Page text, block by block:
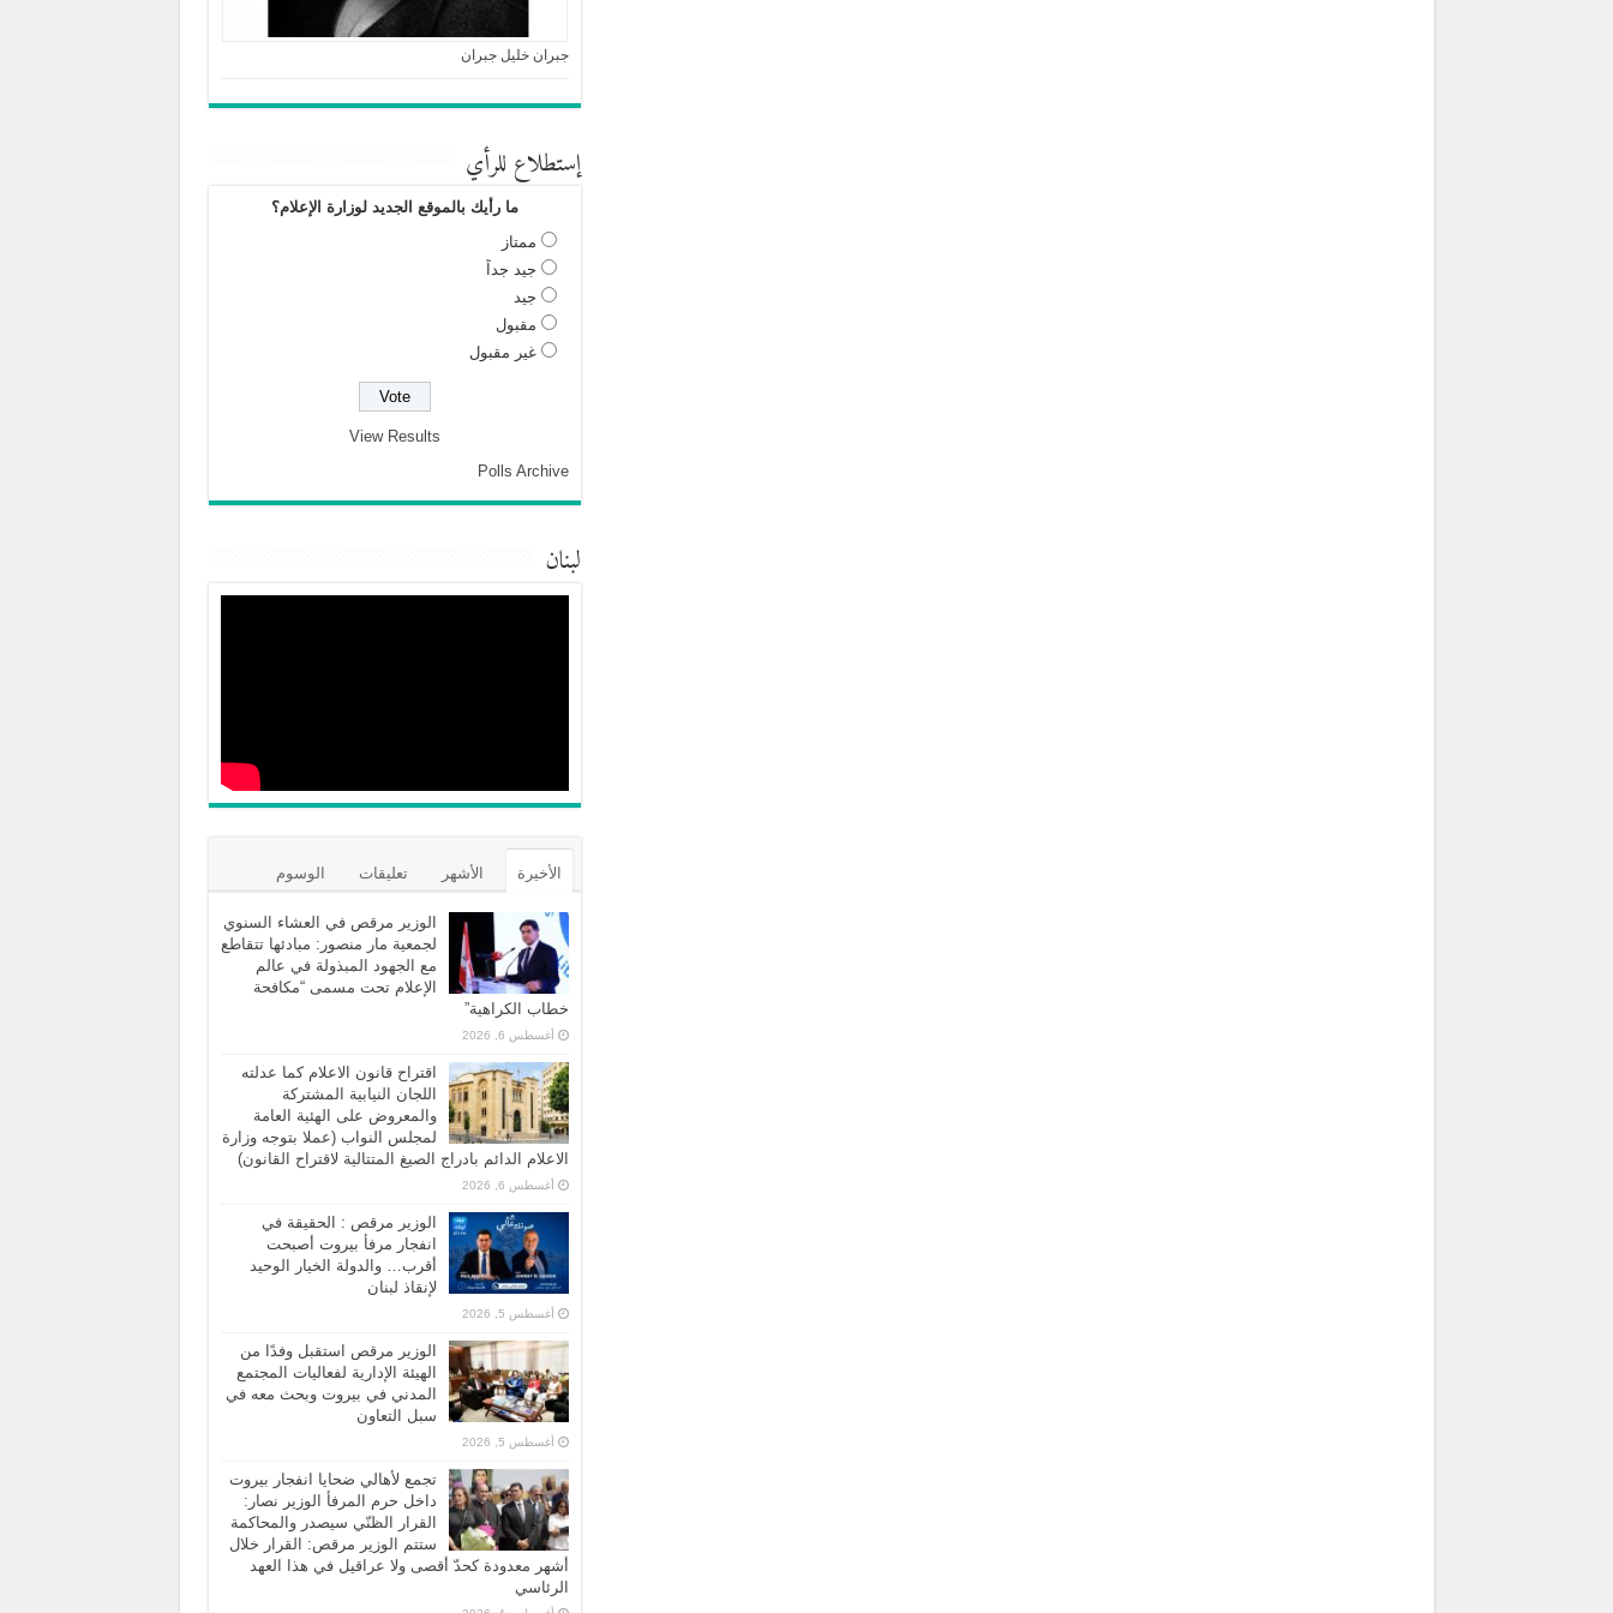
جبران خليل جبران
إستطلاع للرأي
ما رأيك بالموقع الجديد لوزارة الإعلام؟
ممتاز
جيد جداً
جيد
مقبول
غير مقبول
View Results
Polls Archive
لبنان
الأخيرة الأشهر تعليقات الوسوم
الوزير مرقص في العشاء السنوي
لجمعية مار منصور: مبادئها تتقاطع
مع الجهود المبذولة في عالم
الإعلام تحت مسمى “مكافحة
خطاب الكراهية”
أغسطس 6, 2026
اقتراح قانون الاعلام كما عدلته
اللجان النيابية المشتركة
والمعروض على الهئية العامة
لمجلس النواب (عملا بتوجه وزارة
الاعلام الدائم بادراج الصيغ المتتالية لاقتراح القانون)
أغسطس 6, 2026
الوزير مرقص : الحقيقة في
انفجار مرفأ بيروت أصبحت
أقرب… والدولة الخيار الوحيد
لإنقاذ لبنان
أغسطس 5, 2026
الوزير مرقص استقبل وفدًا من
الهيئة الإدارية لفعاليات المجتمع
المدني في بيروت وبحث معه في
سبل التعاون
أغسطس 5, 2026
تجمع لأهالي ضحايا انفجار بيروت
داخل حرم المرفأ الوزير نصار:
القرار الظنّي سيصدر والمحاكمة
ستتم الوزير مرقص: القرار خلال
أشهر معدودة كحدّ أقصى ولا عراقيل في هذا العهد
الرئاسي